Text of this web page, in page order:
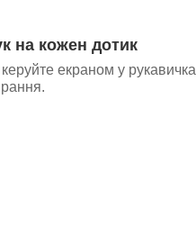
на кожен дотик
екраном у